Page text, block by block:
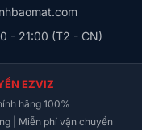
- 21:00 (T2 - CN)
EZVIZ
hãng 100%
| Miễn phí vận chuyển